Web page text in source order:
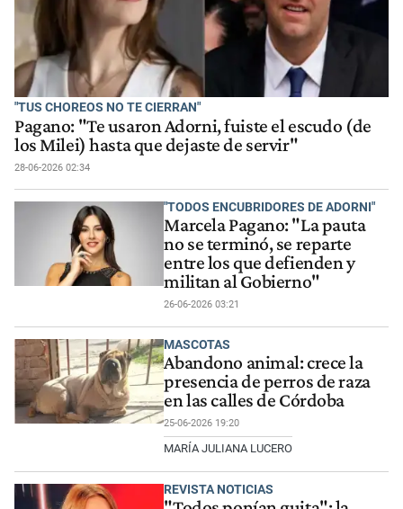
"TUS CHOREOS NO TE CIERRAN"
Pagano: "Te usaron Adorni, fuiste el escudo (de
los Milei) hasta que dejaste de servir"
28-06-2026 02:34
"TODOS ENCUBRIDORES DE ADORNI"
Marcela Pagano: "La pauta
no se terminó, se reparte
entre los que defienden y
militan al Gobierno"
26-06-2026 03:21
MASCOTAS
Abandono animal: crece la
presencia de perros de raza
en las calles de Córdoba
25-06-2026 19:20
MARÍA JULIANA LUCERO
REVISTA NOTICIAS